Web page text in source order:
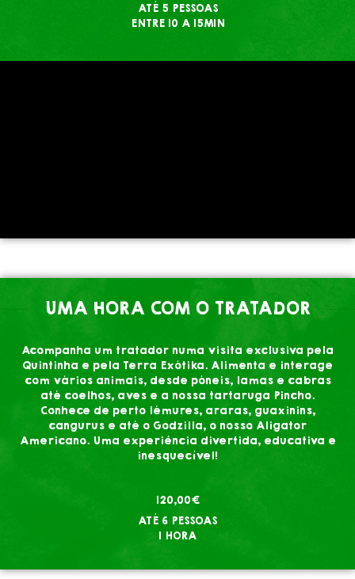
ATÉ 5 PESSOAS
ENTRE 10 A 15MIN
UMA HORA COM O TRATADOR
Acompanha um tratador numa visita exclusiva pela
Quintinha e pela Terra Exótika. Alimenta e interage
com vários animais, desde póneis, lamas e cabras
até coelhos, aves e a nossa tartaruga Pincho.
Conhece de perto lémures, araras, guaxinins,
cangurus e até o Godzilla, o nosso Aligator
Americano. Uma experiência divertida, educativa e
inesquecível!
120,00€
ATÉ 6 PESSOAS
1 HORA